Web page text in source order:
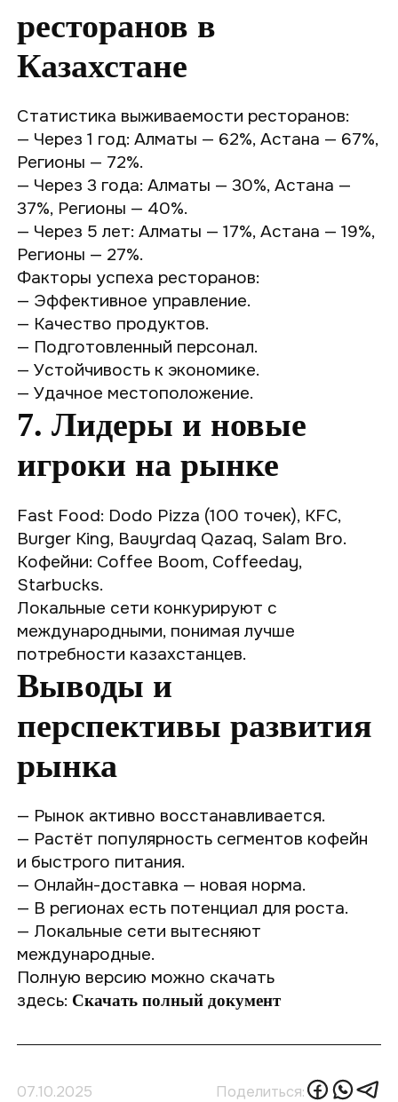
ресторанов в
Казахстане
Статистика выживаемости ресторанов:
— Через 1 год: Алматы — 62%, Астана — 67%,
Регионы — 72%.
— Через 3 года: Алматы — 30%, Астана —
37%, Регионы — 40%.
— Через 5 лет: Алматы — 17%, Астана — 19%,
Регионы — 27%.
Факторы успеха ресторанов:
— Эффективное управление.
— Качество продуктов.
— Подготовленный персонал.
— Устойчивость к экономике.
— Удачное местоположение.
7. Лидеры и новые
игроки на рынке
Fast Food: Dodo Pizza (100 точек), KFC,
Burger King, Bauyrdaq Qazaq, Salam Bro.
Кофейни: Coffee Boom, Coffeeday,
Starbucks.
Локальные сети конкурируют с
международными, понимая лучше
потребности казахстанцев.
Выводы и
перспективы развития
рынка
— Рынок активно восстанавливается.
— Растёт популярность сегментов кофейн
и быстрого питания.
— Онлайн-доставка — новая норма.
— В регионах есть потенциал для роста.
— Локальные сети вытесняют
международные.
Полную версию можно скачать
здесь: Скачать полный документ
07.10.2025 Поделиться: